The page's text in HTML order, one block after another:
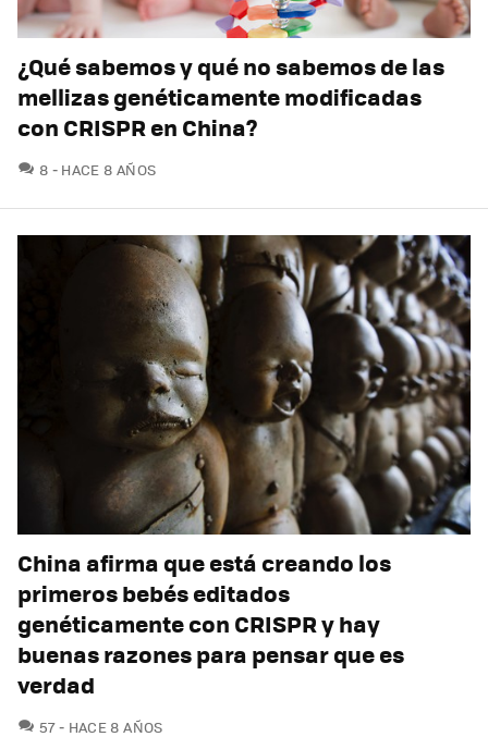
¿Qué sabemos y qué no sabemos de las
mellizas genéticamente modificadas
con CRISPR en China?
8 COMENTARIOS
HACE 8 AÑOS
China afirma que está creando los
primeros bebés editados
genéticamente con CRISPR y hay
buenas razones para pensar que es
verdad
57COMENTARIOS
HACE 8 AÑOS